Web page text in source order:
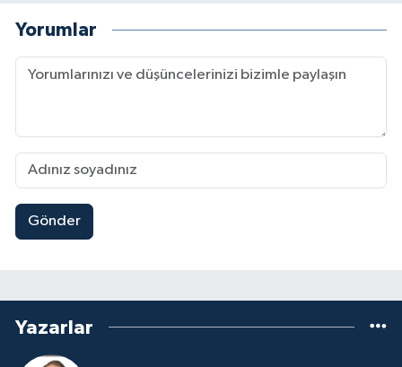
Yorumlar
Gönder
Yazarlar